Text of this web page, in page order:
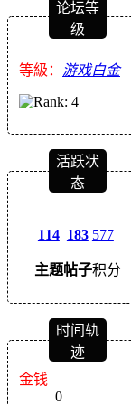
论坛等
级
等級： 游戏白金
活跃状
态
114
主题
183
帖子
577
积分
时间轨
迹
金钱
0